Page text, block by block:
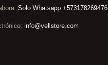
Solo Whatsapp +573178269476
info@vellstore.com